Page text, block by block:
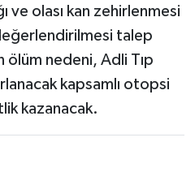
ve olası kan zehirlenmesi
talep
ölüm nedeni, Adli Tıp
kapsamlı otopsi
kazanacak.